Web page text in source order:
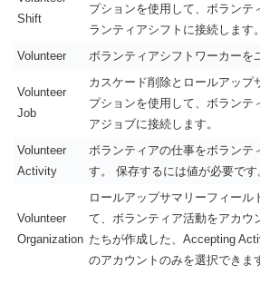
Shift
プションを使用して、ボランテ
ランティアシフトに接続します。
Volunteer
ボランティアシフトワーカーを
Volunteer
Job
カスケード削除とロールアップ
プションを使用して、ボランテ
アジョブに接続します。
Volunteer
Activity
ボランティアの仕事をボランテ
す。 保存するには値が必要です
Volunteer
Organization
ロールアップサマリーフィール
て、ボランティア活動をアカウ
たちが作成した、Accepting
のアカウントのみを選択できま